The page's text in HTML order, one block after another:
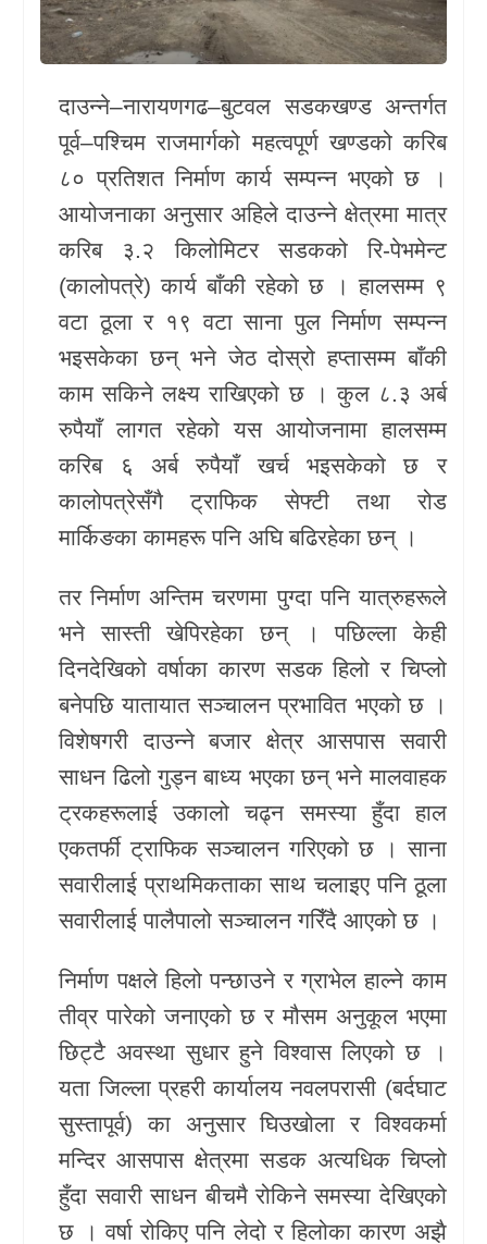
समाचार
प्रविधि
स्वास्थ्य
खेलकुद
Unicode
दाउन्ने–नारायणगढ–बुटवल सडकखण्डअन्तर्गत
पूर्व–पश्चिम राजमार्गको महत्वपूर्ण खण्डको करिब
८० प्रतिशत निर्माण कार्य सम्पन्न भएको छ ।
आयोजनाका अनुसार अहिले दाउन्ने क्षेत्रमा मात्र
करिब ३.२ किलोमिटर सडकको रि-पेभमेन्ट
(कालोपत्रे) कार्य बाँकी रहेको छ । हालसम्म ९
वटा ठूला र १९ वटा साना पुल निर्माण सम्पन्न
भइसकेका छन् भने जेठ दोस्रो हप्तासम्म बाँकी
काम सकिने लक्ष्य राखिएको छ । कुल ८.३ अर्ब
रुपैयाँ लागत रहेको यस आयोजनामा हालसम्म
करिब ६ अर्ब रुपैयाँ खर्च भइसकेको छ र
कालोपत्रेसँगै ट्राफिक सेफ्टी तथा रोड
मार्किङका कामहरू पनि अघि बढिरहेका छन् ।
तर निर्माण अन्तिम चरणमा पुग्दा पनि यात्रुहरूले
भने सास्ती खेपिरहेका छन् । पछिल्ला केही
दिनदेखिको वर्षाका कारण सडक हिलो र चिप्लो
बनेपछि यातायात सञ्चालन प्रभावित भएको छ ।
विशेषगरी दाउन्ने बजार क्षेत्र आसपास सवारी
साधन ढिलो गुड्न बाध्य भएका छन् भने मालवाहक
ट्रकहरूलाई उकालो चढ्न समस्या हुँदा हाल
एकतर्फी ट्राफिक सञ्चालन गरिएको छ । साना
सवारीलाई प्राथमिकताका साथ चलाइए पनि ठूला
सवारीलाई पालैपालो सञ्चालन गरिँदै आएको छ ।
निर्माण पक्षले हिलो पन्छाउने र ग्राभेल हाल्ने काम
तीव्र पारेको जनाएको छ र मौसम अनुकूल भएमा
छिट्टै अवस्था सुधार हुने विश्वास लिएको छ ।
यताजिल्ला प्रहरी कार्यालय नवलपरासी (बर्दघाट
सुस्तापूर्व) का अनुसार घिउखोला र विश्वकर्मा
मन्दिर आसपास क्षेत्रमा सडक अत्यधिक चिप्लो
हुँदा सवारी साधन बीचमै रोकिने समस्या देखिएको
छ । वर्षा रोकिए पनि लेदो र हिलोका कारण अझै